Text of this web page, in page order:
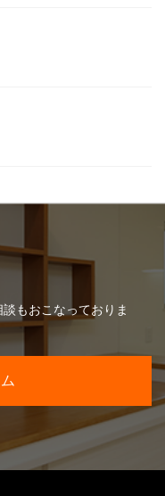
もおこなっておりま